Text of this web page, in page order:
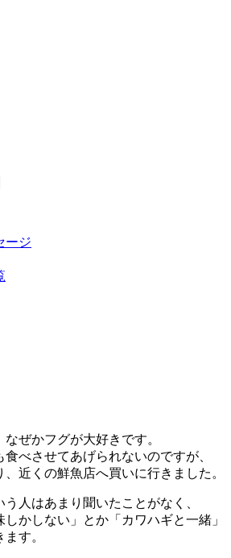
ージ
ぜかフグが大好きです。
べさせてあげられないのですが、
近くの鮮魚店へ買いに行きました。
人はあまり聞いたことがなく、
しかしない」とか「カワハギと一緒」
す。